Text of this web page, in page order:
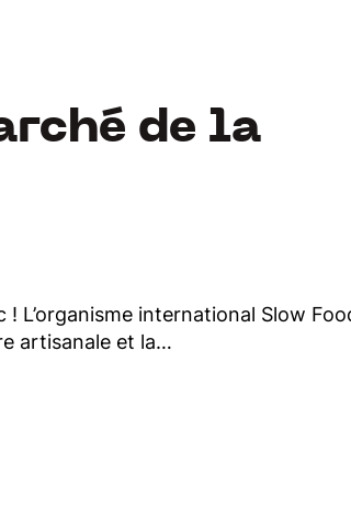
de la
! L’organisme international Slow
artisanale et la…